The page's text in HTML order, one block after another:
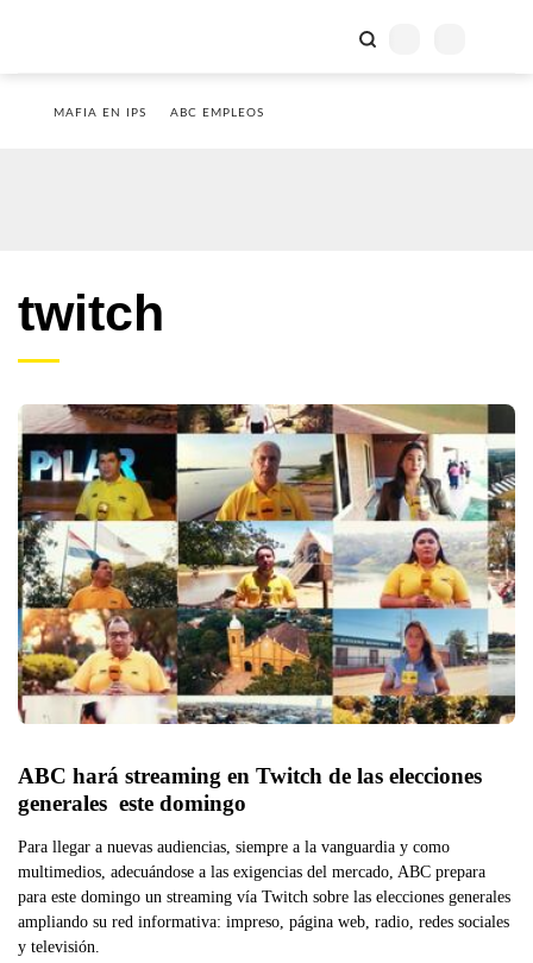
MAFIA EN IPS ABC EMPLEOS
twitch
ABC hará streaming en Twitch de las elecciones
generales  este domingo
Para llegar a nuevas audiencias, siempre a la vanguardia y como
multimedios, adecuándose a las exigencias del mercado, ABC prepara
para este domingo un streaming vía Twitch sobre las elecciones generales
ampliando su red informativa: impreso, página web, radio, redes sociales
y televisión.